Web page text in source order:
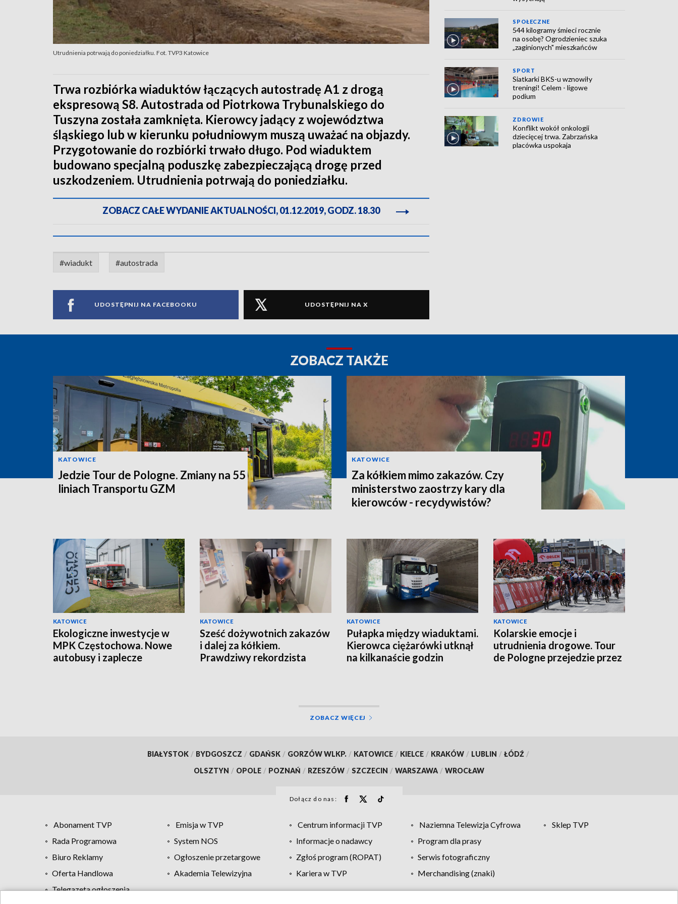
Utrudnienia potrwają do poniedziałku. Fot. TVP3 Katowice
Trwa rozbiórka wiaduktów łączących autostradę A1 z drogą
ekspresową S8. Autostrada od Piotrkowa Trybunalskiego do
Tuszyna została zamknięta. Kierowcy jadący z województwa
śląskiego lub w kierunku południowym muszą uważać na objazdy.
Przygotowanie do rozbiórki trwało długo. Pod wiaduktem
budowano specjalną poduszkę zabezpieczającą drogę przed
uszkodzeniem. Utrudnienia potrwają do poniedziałku.
ZOBACZ CAŁE WYDANIE AKTUALNOŚCI, 01.12.2019, GODZ. 18.30
#wiadukt #autostrada
UDOSTĘPNIJ NA FACEBOOKU UDOSTĘPNIJ NA X
SPOŁECZNE
544 kilogramy śmieci rocznie
na osobę? Ogrodzieniec szuka
„zaginionych" mieszkańców
SPORT
Siatkarki BKS-u wznowiły
treningi! Celem - ligowe
podium
ZDROWIE
Konflikt wokół onkologii
dziecięcej trwa. Zabrzańska
placówka uspokaja
ZOBACZ TAKŻE
KATOWICE
Jedzie Tour de Pologne. Zmiany na 55
liniach Transportu GZM
KATOWICE
Za kółkiem mimo zakazów. Czy
ministerstwo zaostrzy kary dla
kierowców - recydywistów?
KATOWICE
Ekologiczne inwestycje w
MPK Częstochowa. Nowe
autobusy i zaplecze
KATOWICE
Sześć dożywotnich zakazów
i dalej za kółkiem.
Prawdziwy rekordzista
KATOWICE
Pułapka między wiaduktami.
Kierowca ciężarówki utknął
na kilkanaście godzin
KATOWICE
Kolarskie emocje i
utrudnienia drogowe. Tour
de Pologne przejedzie przez
ZOBACZ WIĘCEJ
BIAŁYSTOK / BYDGOSZCZ / GDAŃSK / GORZÓW WLKP. / KATOWICE / KIELCE / KRAKÓW / LUBLIN / ŁÓDŹ /
OLSZTYN / OPOLE / POZNAŃ / RZESZÓW / SZCZECIN / WARSZAWA / WROCŁAW
Dołącz do nas:
Abonament TVP Emisja w TVP Centrum informacji TVP Naziemna Telewizja Cyfrowa
Sklep TVP
Rada Programowa
System NOS Informacje o nadawcy
Program dla prasy
Biuro Reklamy
Ogłoszenie przetargowe Zgłoś program (ROPAT)
Serwis fotograficzny
Oferta Handlowa
Akademia Telewizyjna Kariera w TVP
Merchandising (znaki)
Telegazeta ogłoszenia